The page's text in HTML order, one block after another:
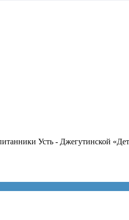
Усть - Джегутинской